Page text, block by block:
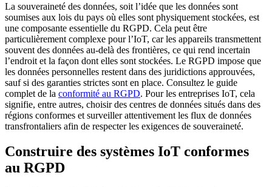
La souveraineté des données, soit l’idée que les données sont
soumises aux lois du pays où elles sont physiquement stockées, est
une composante essentielle du RGPD. Cela peut être
particulièrement complexe pour l’IoT, car les appareils transmettent
souvent des données au-delà des frontières, ce qui rend incertain
l’endroit et la façon dont elles sont stockées. Le RGPD impose que
les données personnelles restent dans des juridictions approuvées,
sauf si des garanties strictes sont en place. Consultez le guide
complet de la conformité au RGPD. Pour les entreprises IoT, cela
signifie, entre autres, choisir des centres de données situés dans des
régions conformes et surveiller attentivement les flux de données
transfrontaliers afin de respecter les exigences de souveraineté.
Construire des systèmes IoT conformes
au RGPD